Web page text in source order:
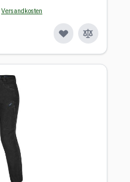
Versandkosten